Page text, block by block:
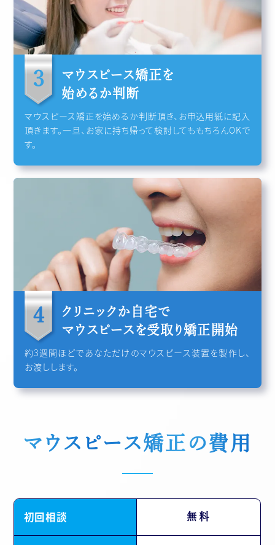
マウスピース矯正を
始めるか判断
マウスピース矯正を始めるか判断頂き、お申込用紙に記入
頂きます。一旦、お家に持ち帰って検討してももちろんOKで
す。
クリニックか自宅で
マウスピースを受取り矯正開始
約3週間ほどであなただけのマウスピース装置を製作し、
お渡しします。
マウスピース矯正の費用
初回相談 無料